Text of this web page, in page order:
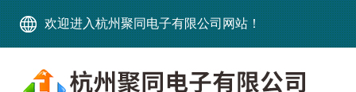
欢迎进入杭州聚同电子有限公司网站！